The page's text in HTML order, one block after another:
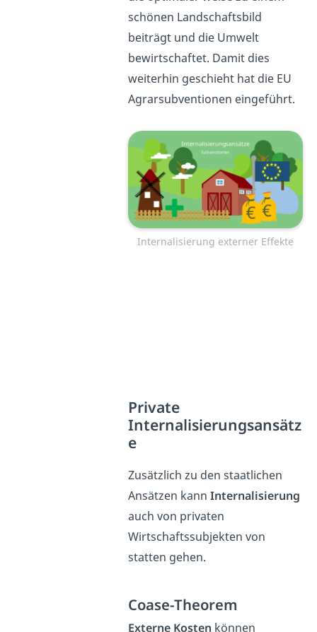
schönen Landschaftsbild
beiträgt und die Umwelt
bewirtschaftet. Damit dies
weiterhin geschieht hat die EU
Agrarsubventionen eingeführt.
Internalisierung externer Effekte
Private
Internalisierungsansätz
e
Zusätzlich zu den staatlichen
Ansätzen kann Internalisierung
auch von privaten
Wirtschaftssubjekten von
statten gehen.
Coase-Theorem
Externe Kosten können